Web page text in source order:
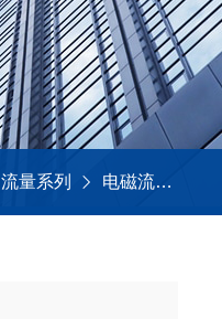
流量系列 电磁流量计